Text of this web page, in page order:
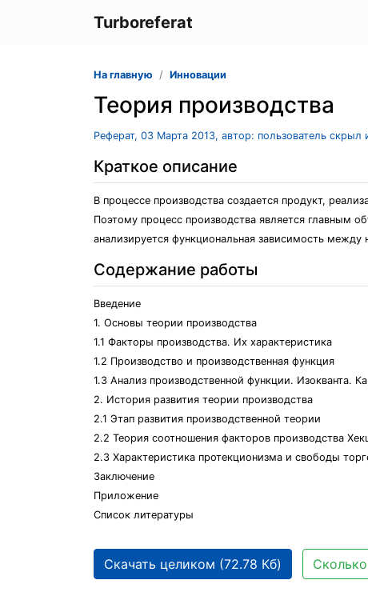
Turboreferat
На главную Инновации
Теория производства
Реферат, 03 Марта 2013, автор: пользователь скрыл
Краткое описание
В процессе производства создается продукт,
Поэтому процесс производства является главным
анализируется функциональная зависимость
Содержание работы
Введение
1. Основы теории производства
1.1 Факторы производства. Их характеристика
1.2 Производство и производственная функция
1.3 Анализ производственной функции. Изокванта.
2. История развития теории производства
2.1 Этап развития производственной теории
2.2 Теория соотношения факторов производства
2.3 Характеристика протекционизма и свободы
Заключение
Приложение
Список литературы
Скачать целиком (72.78 Кб)